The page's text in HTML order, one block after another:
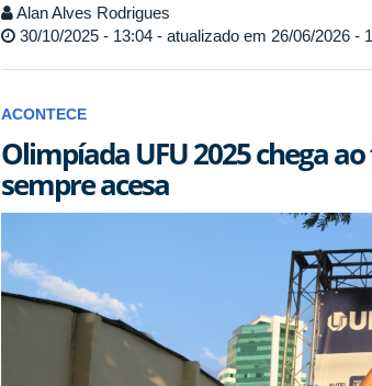
Alan Alves Rodrigues
30/10/2025 - 13:04 - atualizado em 26/06/2026 -
ACONTECE
Olimpíada UFU 2025 chega
sempre acesa